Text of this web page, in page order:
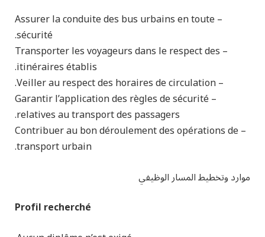
– Assurer la conduite des bus urbains en toute
sécurité.
– Transporter les voyageurs dans le respect des
itinéraires établis.
– Veiller au respect des horaires de circulation.
– Garantir l’application des règles de sécurité
relatives au transport des passagers.
– Contribuer au bon déroulement des opérations de
transport urbain.
موارد وتخطيط المسار الوظيفي
Profil recherché